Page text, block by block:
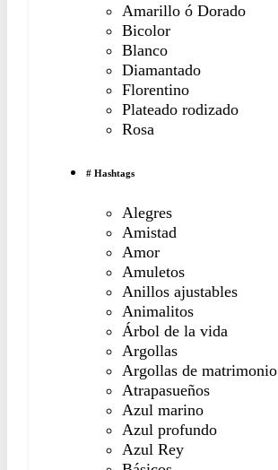
Amarillo ó Dorado
Bicolor
Blanco
Diamantado
Florentino
Plateado rodizado
Rosa
# Hashtags
Alegres
Amistad
Amor
Amuletos
Anillos ajustables
Animalitos
Árbol de la vida
Argollas
Argollas de matrimonio
Atrapasueños
Azul marino
Azul profundo
Azul Rey